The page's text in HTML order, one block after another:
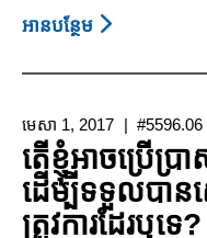
សេវា
អាន​បន្ថែម About
ចូល
និង
ការកែតម្រូវ
កំណត់
ត្រា
មេសា 1, 2017 #5596.06
តើខ្ញុំអាចប្រើប្
ដើម្បីទទួលបាន
ត្រូវការដែរឬទេ?